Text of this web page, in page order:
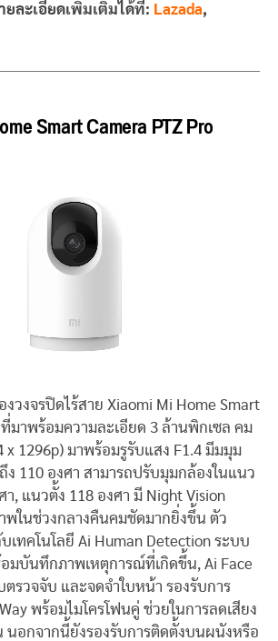
ยละเอียดเพิ่มเติมได้ที่: Lazada,
Smart Camera PTZ Pro
วงจรปิดไร้สาย Xiaomi Mi Home Smart
ที่มาพร้อมความละเอียด 3 ล้านพิกเซล คม
x 1296p) มาพร้อมรูรับแสง F1.4 มีมมุม
ง 110 องศา สามารถปรับมุมกล้องในแนว
า, แนวตั้ง 118 องศา มี Night Vision
พในช่วงกลางคืนคมชัดมากยิ่งขึ้น ตัว
เทคโนโลยี Ai Human Detection ระบบ
มบันทึกภาพเหตุการณ์ที่เกิดขึ้น, Ai Face
ตรวจจับ และจดจำใบหน้า รองรับการ
พร้อมไมโครโฟนคู่ ช่วยในการลดเสียง
นอกจากนี้ยังรองรับการติดตั้งบนผนังหรือ